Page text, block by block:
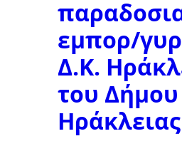
εμπορ/
Δ.Κ.
του Δήμου
Ηράκλειας